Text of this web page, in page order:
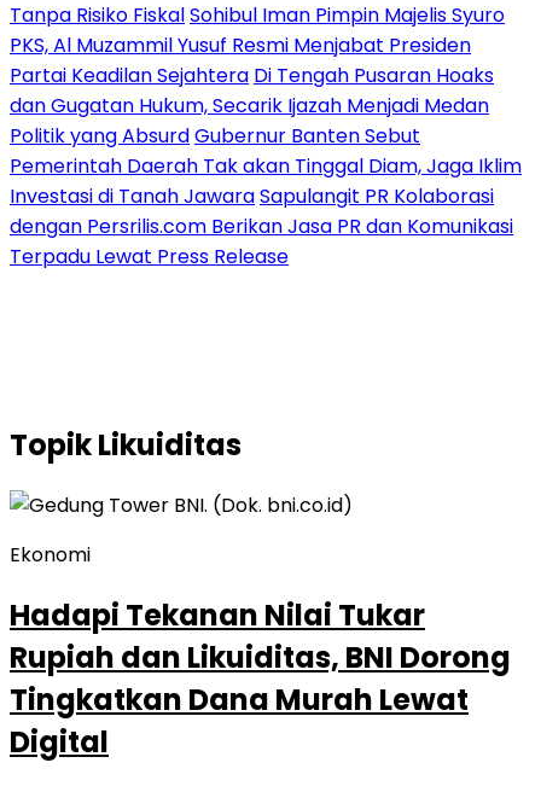
Tanpa Risiko FiskalSohibul Iman Pimpin Majelis Syuro
PKS, Al Muzammil Yusuf Resmi Menjabat Presiden
Partai Keadilan Sejahtera Di Tengah Pusaran Hoaks
dan Gugatan Hukum, Secarik Ijazah Menjadi Medan
Politik yang AbsurdGubernur Banten Sebut
Pemerintah Daerah Tak akan Tinggal Diam, Jaga Iklim
Investasi di Tanah JawaraSapulangit PR Kolaborasi
dengan Persrilis.com Berikan Jasa PR dan Komunikasi
Terpadu Lewat Press Release
TopikLikuiditas
Ekonomi
Hadapi Tekanan Nilai Tukar
Rupiah dan Likuiditas, BNI Dorong
Tingkatkan Dana Murah Lewat
Digital